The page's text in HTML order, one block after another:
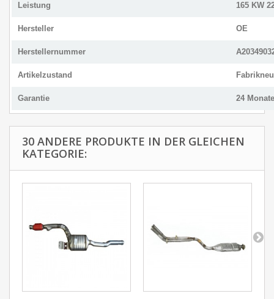
Leistung 165 KW
Hersteller OE
Herstellernummer
Artikelzustand Fabrikneu
Garantie 24 Monate
30 ANDERE PRODUKTE IN DER GLEICHEN
KATEGORIE: